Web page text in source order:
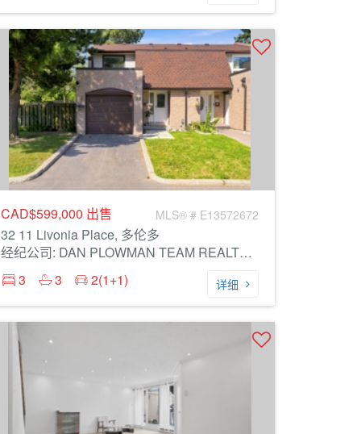
CAD$599,000 出售 MLS® # E13572672
32 11 Livonia Place, 多伦多
经纪公司: DAN PLOWMAN TEAM REALTY INC.
3
3 2(1+1) 详细